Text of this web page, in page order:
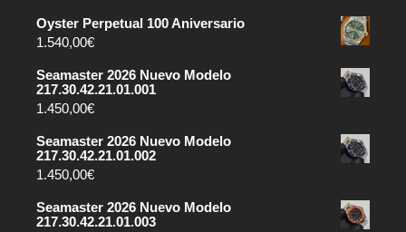
Oyster Perpetual 100 Aniversario
1.540,00€
Seamaster 2026 Nuevo Modelo
217.30.42.21.01.001
1.450,00€
Seamaster 2026 Nuevo Modelo
217.30.42.21.01.002
1.450,00€
Seamaster 2026 Nuevo Modelo
217.30.42.21.01.003